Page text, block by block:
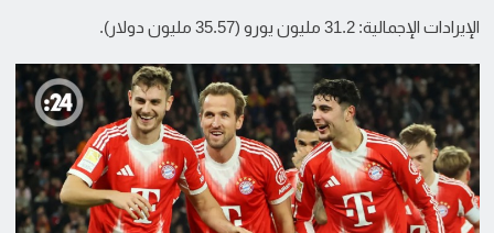
الإيرادات الإجمالية: 31.2 مليون يورو (35.57 مليون دولار).